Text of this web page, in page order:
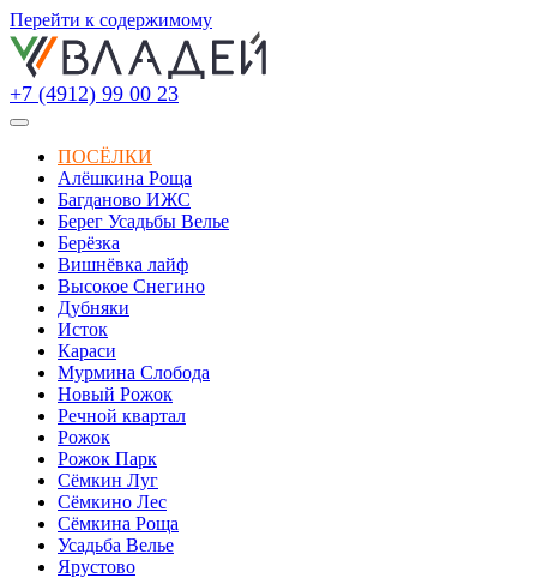
Перейти к содержимому
+7 (4912) 99 00 23
ПОСЁЛКИ
Алёшкина Роща
Багданово ИЖС
Берег Усадьбы Велье
Берёзка
Вишнёвка лайф
Высокое Снегино
Дубняки
Исток
Караси
Мурмина Слобода
Новый Рожок
Речной квартал
Рожок
Рожок Парк
Сёмкин Луг
Сёмкино Лес
Сёмкина Роща
Усадьба Велье
Ярустово